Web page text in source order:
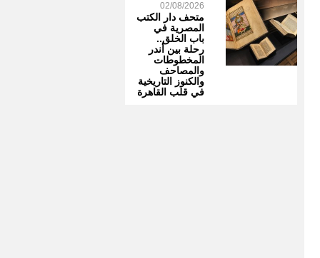
02/08/2026
متحف دار الكتب
المصرية في
باب الخلق..
رحلة بين أندر
المخطوطات
والمصاحف
والكنوز التاريخية
في قلب القاهرة